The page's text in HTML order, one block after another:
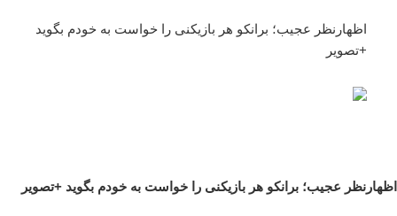
اظهارنظر عجیب؛ برانکو هر بازیکنی را خواست به خودم بگوید
+تصویر
اظهارنظر عجیب؛ برانکو هر بازیکنی را خواست به خودم بگوید +تصویر